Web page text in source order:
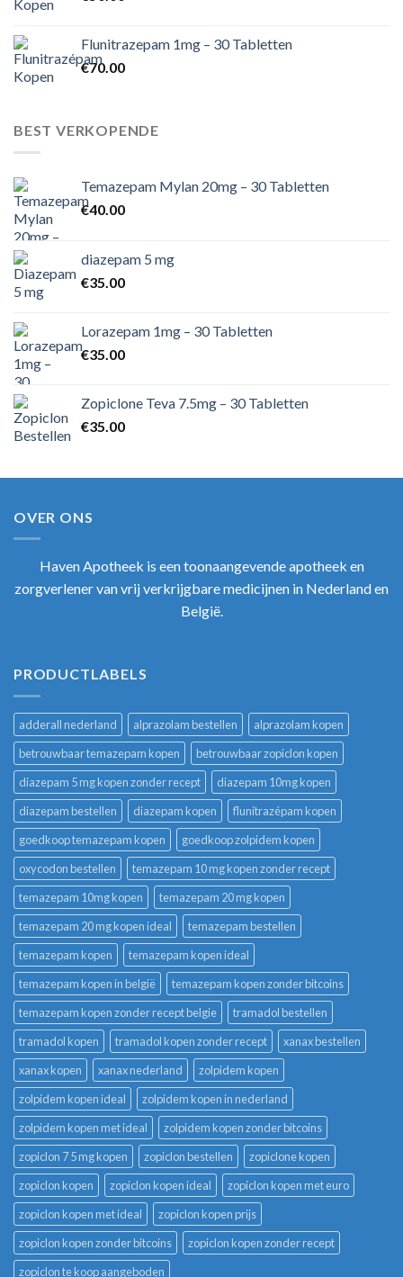
Flunitrazepam 1mg – 30 Tabletten
€70.00
BEST VERKOPENDE
Temazepam Mylan 20mg – 30 Tabletten
€40.00
diazepam 5 mg
€35.00
Lorazepam 1mg – 30 Tabletten
€35.00
Zopiclone Teva 7.5mg – 30 Tabletten
€35.00
OVER ONS
Haven Apotheek is een toonaangevende apotheek en
zorgverlener van vrij verkrijgbare medicijnen in Nederland en
België.
PRODUCTLABELS
adderall nederland alprazolam bestellen
alprazolam kopen
betrouwbaar temazepam kopen
betrouwbaar zopiclon kopen
diazepam 5 mg kopen zonder recept
diazepam 10mg kopen
diazepam bestellen
diazepam kopen
flunitrazépam kopen
goedkoop temazepam kopen
goedkoop zolpidem kopen
oxycodon bestellen
temazepam 10 mg kopen zonder recept
temazepam 10mg kopen
temazepam 20 mg kopen
temazepam 20 mg kopen ideal
temazepam bestellen
temazepam kopen
temazepam kopen ideal
temazepam kopen in belgië
temazepam kopen zonder bitcoins
temazepam kopen zonder recept belgie
tramadol bestellen
tramadol kopen
tramadol kopen zonder recept
xanax bestellen
xanax kopen
xanax nederland
zolpidem kopen
zolpidem kopen ideal
zolpidem kopen in nederland
zolpidem kopen met ideal
zolpidem kopen zonder bitcoins
zopiclon 7 5 mg kopen
zopiclon bestellen
zopiclone kopen
zopiclon kopen
zopiclon kopen ideal
zopiclon kopen met euro
zopiclon kopen met ideal
zopiclon kopen prijs
zopiclon kopen zonder bitcoins
zopiclon kopen zonder recept
zopiclon te koop aangeboden